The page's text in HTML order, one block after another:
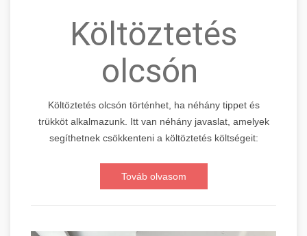
Költöztetés
olcsón
Költöztetés olcsón történhet, ha néhány tippet és
trükköt alkalmazunk. Itt van néhány javaslat, amelyek
segíthetnek csökkenteni a költöztetés költségeit:
Továb olvasom